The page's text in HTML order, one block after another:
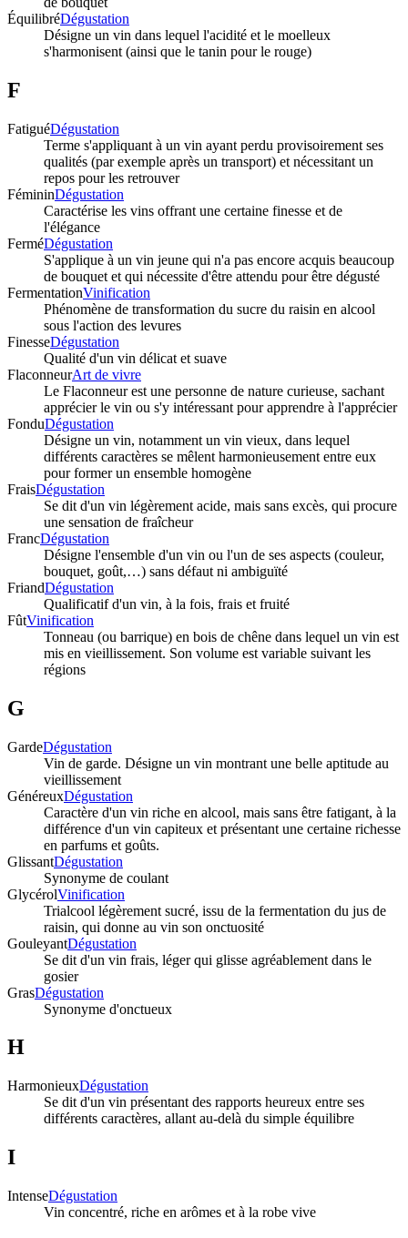
ÉquilibréDégustation
Désigne un vin dans lequel l'acidité et le moelleux
s'harmonisent (ainsi que le tanin pour le rouge)
F
FatiguéDégustation
Terme s'appliquant à un vin ayant perdu provisoirement ses
qualités (par exemple après un transport) et nécessitant un
repos pour les retrouver
FémininDégustation
Caractérise les vins offrant une certaine finesse et de
l'élégance
FerméDégustation
S'applique à un vin jeune qui n'a pas encore acquis beaucoup
de bouquet et qui nécessite d'être attendu pour être dégusté
FermentationVinification
Phénomène de transformation du sucre du raisin en alcool
sous l'action des levures
FinesseDégustation
Qualité d'un vin délicat et suave
FlaconneurArt de vivre
Le Flaconneur est une personne de nature curieuse, sachant
apprécier le vin ou s'y intéressant pour apprendre à l'apprécier
FonduDégustation
Désigne un vin, notamment un vin vieux, dans lequel
différents caractères se mêlent harmonieusement entre eux
pour former un ensemble homogène
FraisDégustation
Se dit d'un vin légèrement acide, mais sans excès, qui procure
une sensation de fraîcheur
FrancDégustation
Désigne l'ensemble d'un vin ou l'un de ses aspects (couleur,
bouquet, goût,…) sans défaut ni ambiguïté
FriandDégustation
Qualificatif d'un vin, à la fois, frais et fruité
FûtVinification
Tonneau (ou barrique) en bois de chêne dans lequel un vin est
mis en vieillissement. Son volume est variable suivant les
régions
G
GardeDégustation
Vin de garde. Désigne un vin montrant une belle aptitude au
vieillissement
GénéreuxDégustation
Caractère d'un vin riche en alcool, mais sans être fatigant, à la
différence d'un vin capiteux et présentant une certaine richesse
en parfums et goûts.
GlissantDégustation
Synonyme de coulant
GlycérolVinification
Trialcool légèrement sucré, issu de la fermentation du jus de
raisin, qui donne au vin son onctuosité
GouleyantDégustation
Se dit d'un vin frais, léger qui glisse agréablement dans le
gosier
GrasDégustation
Synonyme d'onctueux
H
HarmonieuxDégustation
Se dit d'un vin présentant des rapports heureux entre ses
différents caractères, allant au-delà du simple équilibre
I
IntenseDégustation
Vin concentré, riche en arômes et à la robe vive